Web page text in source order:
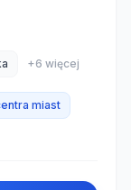
+6 więcej
miast